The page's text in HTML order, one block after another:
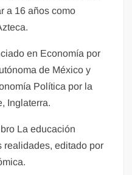
a 16 años como
en Economía por
de México y
Política por la
Inglaterra.
La educación
realidades, editado por